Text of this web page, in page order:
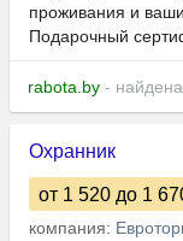
проживания и
Подарочный
rabota.by -
Охранник
от 1 520 до 1
компания: